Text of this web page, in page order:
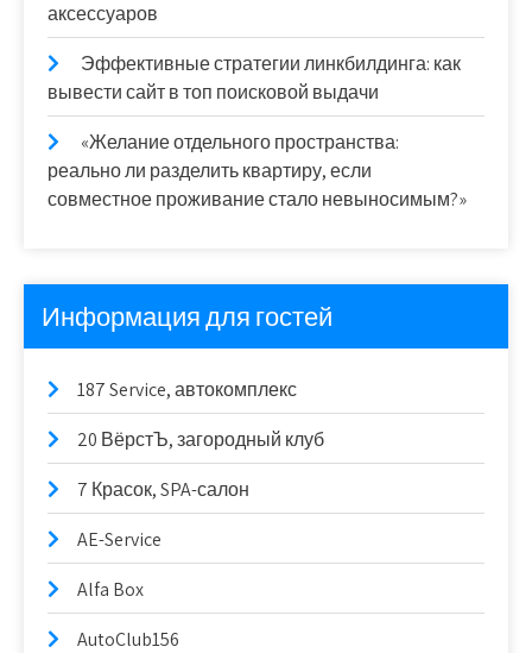
аксессуаров
Эффективные стратегии линкбилдинга: как
вывести сайт в топ поисковой выдачи
«Желание отдельного пространства:
реально ли разделить квартиру, если
совместное проживание стало невыносимым?»
Информация для гостей
187 Service, автокомплекс
20 ВёрстЪ, загородный клуб
7 Красок, SPA-салон
AE-Service
Alfa Box
AutoClub156